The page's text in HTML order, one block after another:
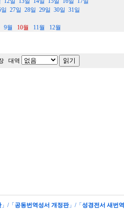
27일 28일 29일 30일 31일
9월 10월 11월 12월
대역
」/「 공동번역성서 개정판」/「 성경전서 새번역